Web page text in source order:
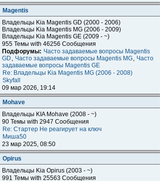
Magentis
Владельцы Kia Magentis GD (2000 - 2006)
Владельцы Kia Magentis MG (2006 - 2009)
Владельцы Kia Magentis GE (2009 - ~)
955 Темы with 46256 Сообщения
Подфорумы: Часто задаваемые вопросы Magentis
GD , Часто задаваемые вопросы Magentis MG, Часто
задаваемые вопросы Magentis GE
Re: Владельцы Kia Magentis MG (2006 - 2008)
Skyfall
09 мар 2026, 19:14
Mohave
Владельцы KIA Mohave (2008 - ~)
90 Темы with 2947 Сообщения
Re: Стартер Не реагирует на ключ
Миша50
23 мар 2025, 08:50
Opirus
Владельцы Kia Opirus (2003 - ~)
991 Темы with 25563 Сообщения